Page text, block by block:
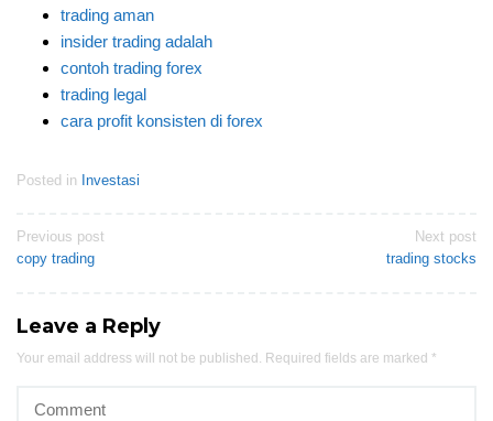
trading aman
insider trading adalah
contoh trading forex
trading legal
cara profit konsisten di forex
Posted in Investasi
Post
navigation
Previous post
copy trading
Next post
trading stocks
Leave a Reply
Your email address will not be published. Required fields are marked *